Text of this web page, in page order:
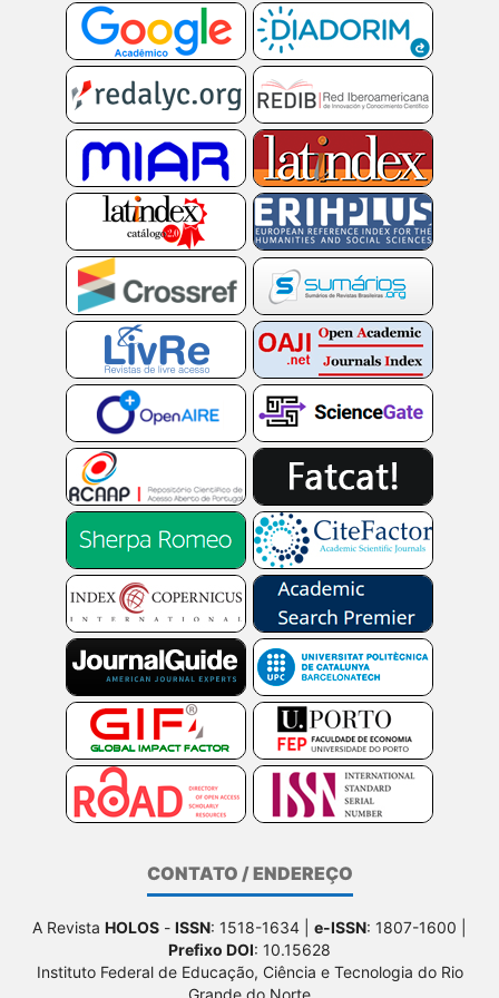
CONTATO / ENDEREÇO
A Revista HOLOS - ISSN: 1518-1634 | e-ISSN: 1807-1600 |
Prefixo DOI: 10.15628
Instituto Federal de Educação, Ciência e Tecnologia do Rio
Grande do Norte